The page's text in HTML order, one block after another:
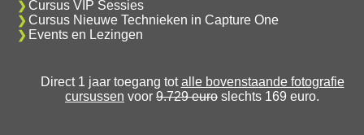
Cursus VIP Sessies
Cursus Nieuwe Technieken in Capture One
Events en Lezingen
Direct 1 jaar toegang totalle bovenstaande fotografie
cursussen voor 9.729 euro slechts 169 euro.